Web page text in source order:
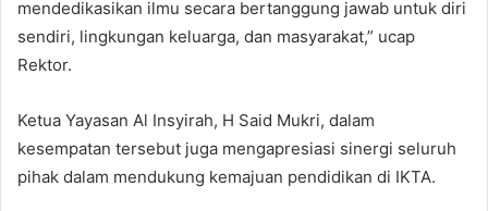
mendedikasikan ilmu secara bertanggung jawab untuk diri
sendiri, lingkungan keluarga, dan masyarakat,” ucap
Rektor.
Ketua Yayasan Al Insyirah, H Said Mukri, dalam
kesempatan tersebut juga mengapresiasi sinergi seluruh
pihak dalam mendukung kemajuan pendidikan di IKTA.